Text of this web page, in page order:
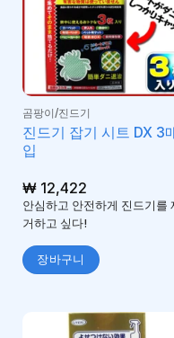
곰팡이/진드기
진드기 잡기 시트 DX 3
입
₩12,422
안심하고 안전하게 진드기를
거하고 싶다!
장바구니